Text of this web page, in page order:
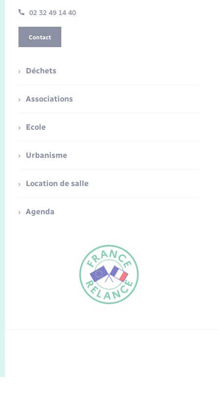
FR
02 32 49 14 40
Contact
Déchets
Associations
Ecole
Urbanisme
Location de salle
Agenda